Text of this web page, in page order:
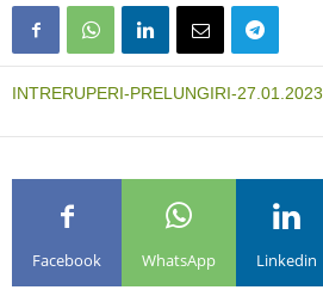
INTRERUPERI-PRELUNGIRI-27.01.2023
Facebook WhatsApp Linkedin